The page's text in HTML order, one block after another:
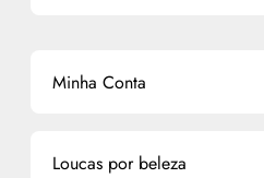
Nossas lojas
Cupom de Desconto
La Vie Est Belle Lancôme
Miniaturas de Produtos de Cabelo
Minha Conta
Meus endereços
Loucas por beleza